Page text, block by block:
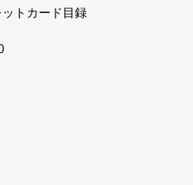
トカード目録